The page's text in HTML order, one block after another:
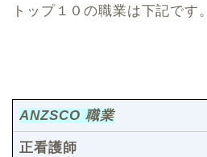
トップ１０の職業は下記です。
ANZSCO 職業
正看護師